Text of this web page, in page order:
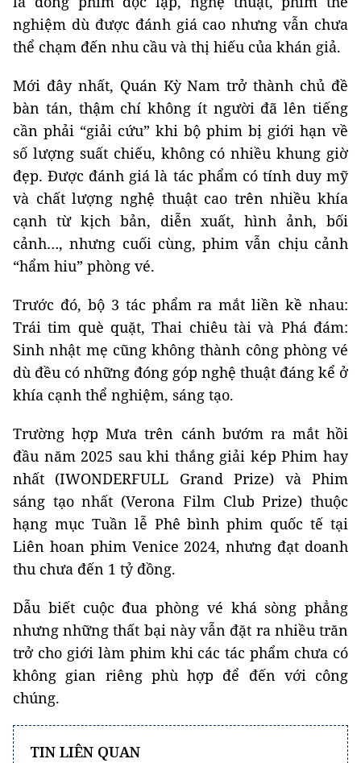
nghiệm dù được đánh giá cao nhưng vẫn chưa
thể chạm đến nhu cầu và thị hiếu của khán giả.
Mới đây nhất, Quán Kỳ Nam trở thành chủ đề
bàn tán, thậm chí không ít người đã lên tiếng
cần phải “giải cứu” khi bộ phim bị giới hạn về
số lượng suất chiếu, không có nhiều khung giờ
đẹp. Được đánh giá là tác phẩm có tính duy mỹ
và chất lượng nghệ thuật cao trên nhiều khía
cạnh từ kịch bản, diễn xuất, hình ảnh, bối
cảnh…, nhưng cuối cùng, phim vẫn chịu cảnh
“hẩm hiu” phòng vé.
Trước đó, bộ 3 tác phẩm ra mắt liền kề nhau:
Trái tim què quặt, Thai chiêu tài và Phá đám:
Sinh nhật mẹ cũng không thành công phòng vé
dù đều có những đóng góp nghệ thuật đáng kể ở
khía cạnh thể nghiệm, sáng tạo.
Trường hợp Mưa trên cánh bướm ra mắt hồi
đầu năm 2025 sau khi thắng giải kép Phim hay
nhất (IWONDERFULL Grand Prize) và Phim
sáng tạo nhất (Verona Film Club Prize) thuộc
hạng mục Tuần lễ Phê bình phim quốc tế tại
Liên hoan phim Venice 2024, nhưng đạt doanh
thu chưa đến 1 tỷ đồng.
Dẫu biết cuộc đua phòng vé khá sòng phẳng
nhưng những thất bại này vẫn đặt ra nhiều trăn
trở cho giới làm phim khi các tác phẩm chưa có
không gian riêng phù hợp để đến với công
chúng.
TIN LIÊN QUAN